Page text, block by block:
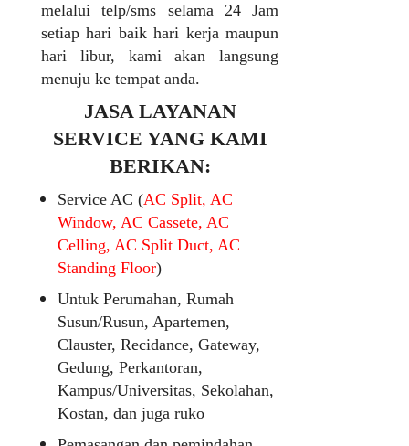
melalui telp/sms selama 24 Jam
setiap hari baik hari kerja maupun
hari libur, kami akan langsung
menuju ke tempat anda.
JASA LAYANAN
SERVICE YANG KAMI
BERIKAN:
Service AC (AC Split, AC
Window, AC Cassete, AC
Celling, AC Split Duct, AC
Standing Floor)
Untuk Perumahan, Rumah
Susun/Rusun, Apartemen,
Clauster, Recidance, Gateway,
Gedung, Perkantoran,
Kampus/Universitas, Sekolahan,
Kostan, dan juga ruko